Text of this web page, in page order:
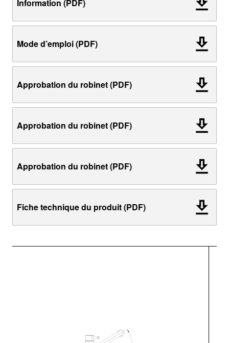
Information (PDF)
Mode d’emploi (PDF)
Approbation du robinet (PDF)
Approbation du robinet (PDF)
Approbation du robinet (PDF)
Fiche technique du produit (PDF)